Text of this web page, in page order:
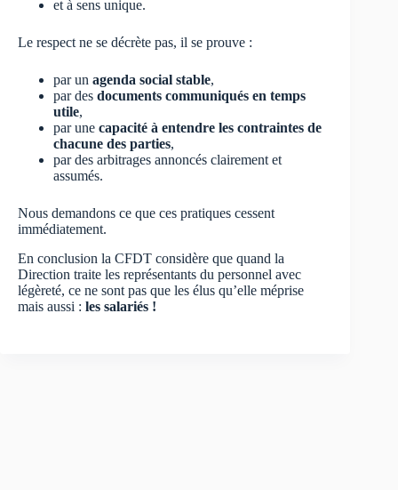
et à sens unique.
Le respect ne se décrète pas, il se prouve :
par un agenda social stable,
par des documents communiqués en temps
utile,
par une capacité à entendre les contraintes de
chacune des parties,
par des arbitrages annoncés clairement et
assumés.
Nous demandons ce que ces pratiques cessent
immédiatement.
En conclusion la CFDT considère que quand la
Direction traite les représentants du personnel avec
légèreté, ce ne sont pas que les élus qu’elle méprise
mais aussi : les salariés !